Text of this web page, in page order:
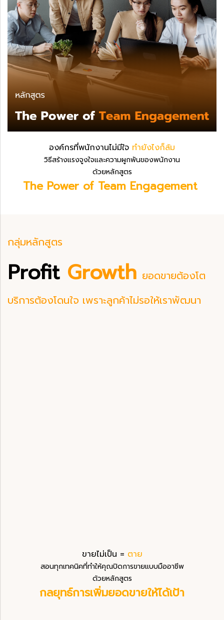
องค์กรที่พนักงานไม่มีใจ ทำยังไงก็ล้ม
วิธีสร้างแรงจูงใจและความผูกพันของพนักงาน
ด้วยหลักสูตร
The Power of Team Engagement
กลุ่มหลักสูตร
ProfitGrowth ยอดขายต้องโต
บริการต้องโดนใจ เพราะลูกค้าไม่รอให้เราพัฒนา
ขายไม่เป็น = ตาย
สอนทุกเทคนิคที่ทำให้คุณปิดการขายแบบมืออาชีพ
ด้วยหลักสูตร
กลยุทธ์การเพิ่มยอดขายให้ได้เป้า